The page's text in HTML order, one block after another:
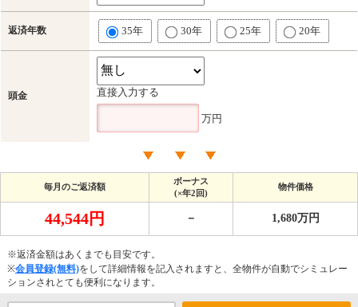
返済年数 35年 30年 25年 20年
頭金 直接入力する
万円
毎月のご返済額
ボーナス
(×年2回)
物件価格
44,544円 － 1,680万円
※返済金額はあくまでも目安です。
※会員登録(無料)をして詳細情報を記入されますと、全物件が自動でシミュレー
ションされとても便利になります。